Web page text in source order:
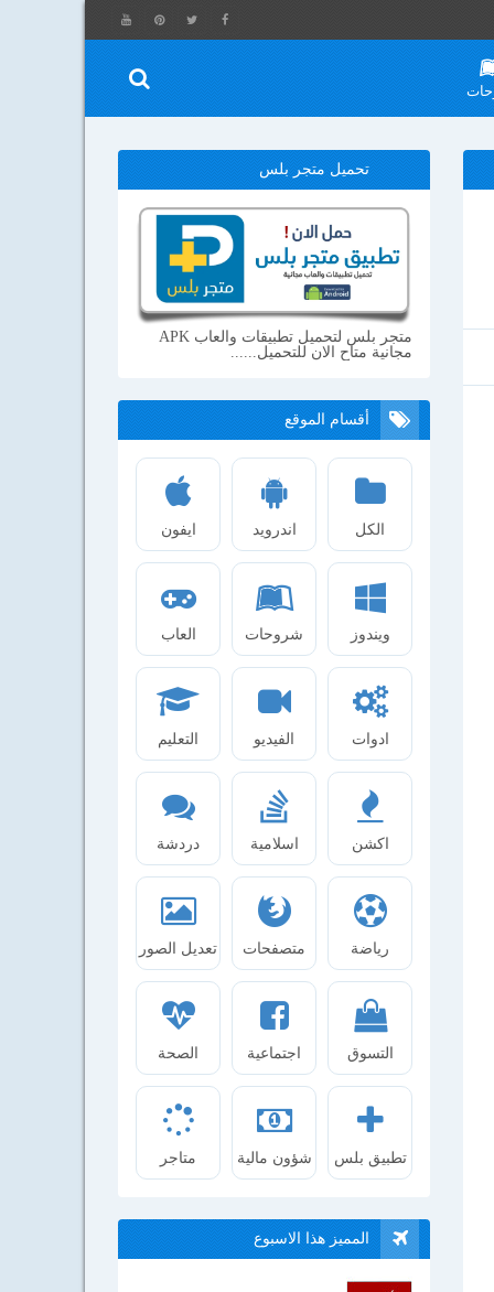
تحميل متجر بلس
متجر بلس لتحميل تطبيقات والعاب APK
مجانية متاح الان للتحميل......
أقسام الموقع
الكل اندرويد ايفون
ويندوز شروحات العاب
ادوات الفيديو التعليم
اكشن اسلامية دردشة
رياضة متصفحات تعديل الصور
التسوق اجتماعية الصحة
تطبيق بلس شؤون مالية متاجر
المميز هذا الاسبوع